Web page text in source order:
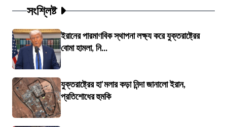
সংশ্লিষ্ট
ইরানের পারমাণবিক স্থাপনা লক্ষ্য করে যুক্তরাষ্ট্রের
বোমা হামলা, নি...
যুক্তরাষ্ট্রের হা'মলার কড়া নিন্দা জানালো ইরান,
প্রতিশোধের হুমকি